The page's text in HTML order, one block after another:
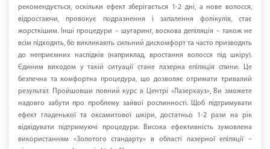
рекомендується, оскільки ефект зберігається 1-2 дні, а нове волосся,
відростаючи, провокує подразнення і запалення фолікулів, стає
жорсткішим. Інші процедури – шугаринг, воскова депіляція – також не
всім підходять, бо викликають сильний дискомфорт та часто призводять
до неприємних наслідків (наприклад, вростання волосся під шкіру).
Єдиним виходом у такій ситуації стане лазерна епіляція спини. Це
безпечна та комфортна процедура, що дозволяє отримати тривалий
результат. Пройшовши повний курс в Центрі «Лазерхауз», Ви зможете
надовго забути про проблему зайвої рослинності. Щоб підтримувати
ефект гладенької та оксамитової шкіри, достатньо 1-2 рази на рік
відвідувати підтримуючі процедури. Висока ефективність зумовлена
використанням «Золотого стандарту» в області лазерної епіляції –